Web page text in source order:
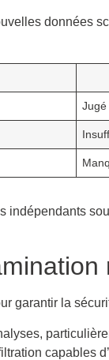
données
indépendants
garantir la
capables